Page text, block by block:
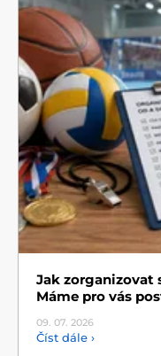
Jak zorganizovat
Máme pro vás
09. 07. 2026
Číst dále ›